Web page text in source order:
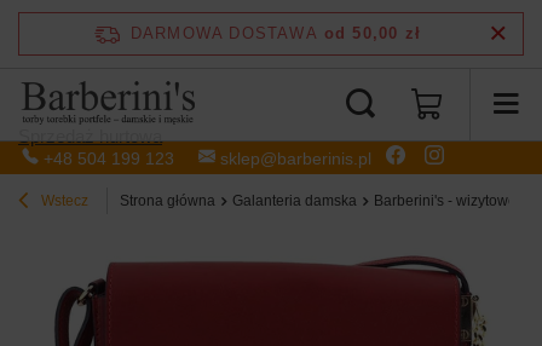
+48 504 199 123 sklep@barberinis.pl
DARMOWA DOSTAWA od 50,00 zł
Wstecz Strona główna Galanteria damska Barberini's - wizytowe